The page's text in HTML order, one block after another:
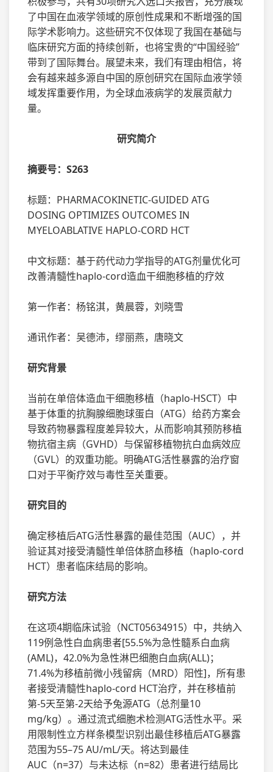
了中国在血液学领域的原创性成果和不断增强的国
际学术影响力。这些研究不仅体现了我国在基础与
临床研究方面的持续创新，也将宝贵的“中国经验”
带到了国际舞台。展望未来，我们有理由相信，将
会有越来越多源自中国的原创研究在国际血液学领
域发挥重要作用，为全球血液病学的发展贡献力
量。
研究简介
摘要号：S263
标题：PHARMACOKINETIC-GUIDED ATG
DOSING OPTIMIZES OUTCOMES IN
MYELOABLATIVE HAPLO-CORD HCT
中文标题：基于药代动力学指导的ATG剂量优化可
改善清髓性haplo-cord造血干细胞移植的疗效
第一作者：杨铭淇，黄晨蓉，刘晓雪
通讯作者：吴德沛，缪丽燕，唐晓文
研究背景
当前在单倍体造血干细胞移植（haplo-HSCT）中
基于体重的抗胸腺细胞球蛋白（ATG）给药方案会
导致药物暴露程度差异较大，从而影响其预防移植
物抗宿主病（GVHD）与保留移植物抗白血病效应
（GVL）的双重功能。明确ATG活性暴露的治疗窗
口对于平衡疗效与毒性至关重要。
研究目的
确定移植后ATG活性暴露的最佳范围（AUC），并
验证其对接受清髓性单倍体脐血移植（haplo-cord
HCT）患者临床结局的影响。
研究方法
在这项4期临床试验（NCT05634915）中，共纳入
119例急性白血病患者[55.5%为急性髓系白血病
(AML)，42.0%为急性淋巴细胞白血病(ALL)；
71.4%为移植前微小残留病（MRD）阳性]，所有患
者接受清髓性haplo-cord HCT治疗，并在移植前
第-5天至第-2天给予兔源ATG（总剂量10
mg/kg）。通过流式细胞术检测ATG活性水平。采
用限制性立方样条模型识别出最佳移植后ATG暴露
范围为55–75 AU/mL/天。将达到最佳
AUC（n=37）与未达标（n=82）患者进行结局比